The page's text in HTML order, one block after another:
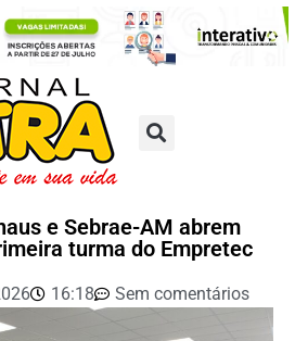
e Sebrae-AM abrem
turma do Empretec
16:18 Sem comentários